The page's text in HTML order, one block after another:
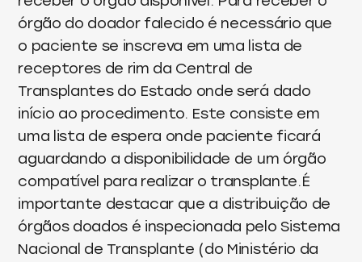
órgão do doador falecido é necessário que
o paciente se inscreva em uma lista de
receptores de rim da Central de
Transplantes do Estado onde será dado
início ao procedimento. Este consiste em
uma lista de espera onde paciente ficará
aguardando a disponibilidade de um órgão
compatível para realizar o transplante.É
importante destacar que a distribuição de
órgãos doados é inspecionada pelo Sistema
Nacional de Transplante (do Ministério da